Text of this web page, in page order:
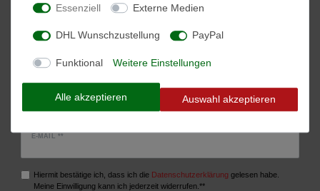
Social Media
Instagram
VORNAME NACHNAME
E-MAIL **
Hiermit bestätige ich, dass ich die Daten­schutz­erklärung gelesen habe.
Meine Einwilligung kann ich jederzeit widerrufen.**
Essenziell Externe Medien
DHL Wunschzustellung PayPal
Funktional Weitere Einstellungen
Alle akzeptieren Auswahl akzeptieren